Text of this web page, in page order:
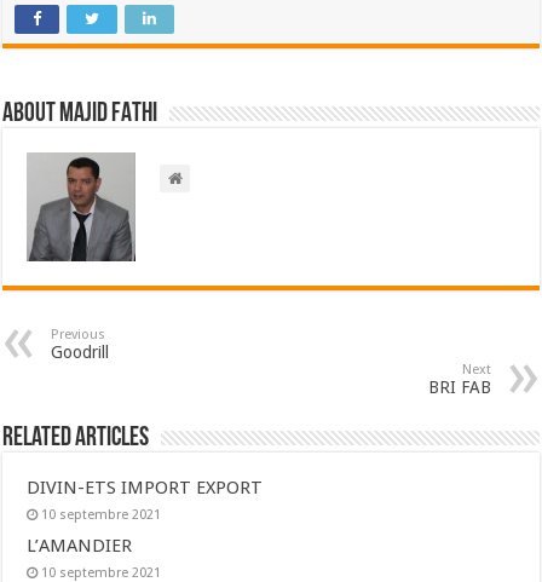
About Majid FATHI
Previous
Goodrill
Next
BRI FAB
Related Articles
DIVIN-ETS IMPORT EXPORT
10 septembre 2021
L’AMANDIER
10 septembre 2021